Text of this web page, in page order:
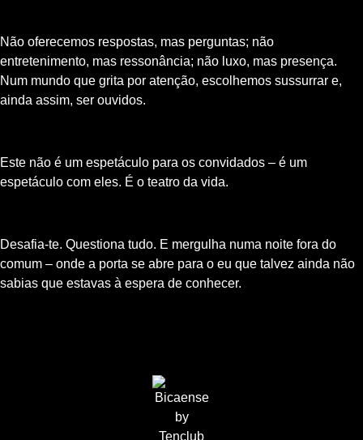
Não oferecemos respostas, mas perguntas; não
entretenimento, mas ressonância; não luxo, mas presença.
Num mundo que grita por atenção, escolhemos sussurrar e,
ainda assim, ser ouvidos.
Este não é um espetáculo para os convidados – é um
espetáculo com eles. É o teatro da vida.
Desafia-te. Questiona tudo. E mergulha numa noite fora do
comum – onde a porta se abre para o eu que talvez ainda não
sabias que estavas à espera de conhecer.